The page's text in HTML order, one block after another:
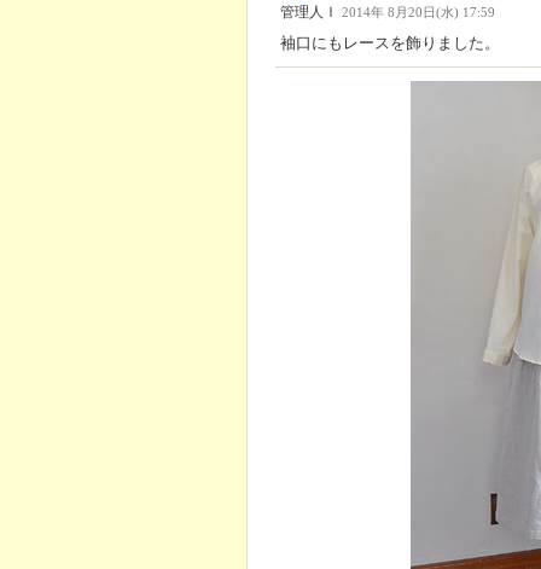
管理人Ｉ 2014年 8月20日(水) 17:59
袖口にもレースを飾りました。